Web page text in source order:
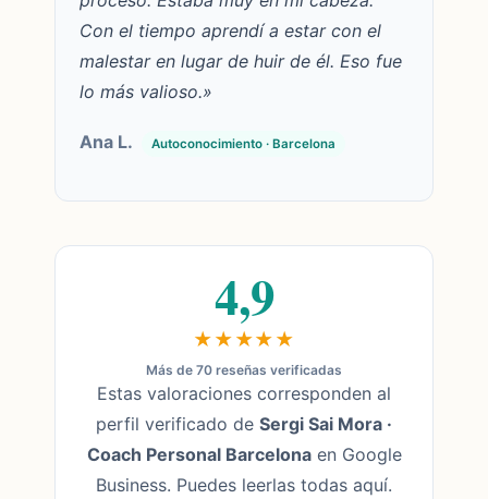
Con el tiempo aprendí a estar con el
malestar en lugar de huir de él. Eso fue
lo más valioso.»
Ana L. Autoconocimiento · Barcelona
4,9
★★★★★
Más de 70 reseñas verificadas
Estas valoraciones corresponden al
perfil verificado de Sergi Sai Mora ·
Coach Personal Barcelonaen Google
Business. Puedes leerlas todas aquí.